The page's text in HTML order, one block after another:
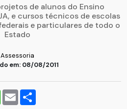
de alunos do Ensino
e cursos técnicos de escolas
e particulares de todo o
Estado
Assessoria
em: 08/08/2011
WhatsApp
Email